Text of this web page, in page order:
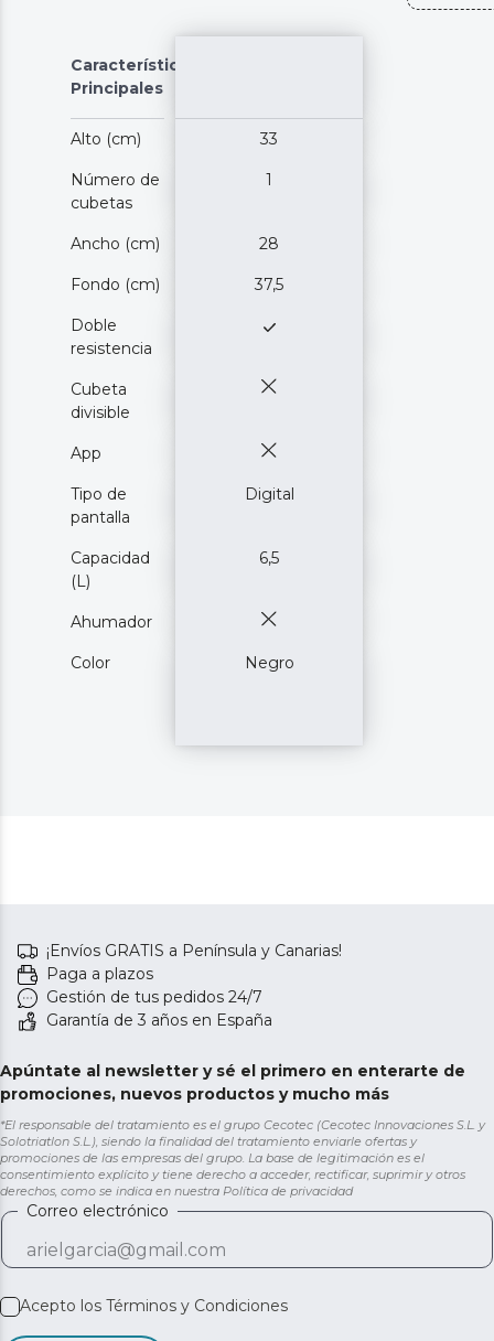
Características
Principales
Alto (cm) 33
Número de
cubetas
1
Ancho (cm) 28
Fondo (cm) 37,5
Doble
resistencia
Cubeta
divisible
App
Tipo de
pantalla
Digital
Capacidad
(L)
6,5
Ahumador
Color Negro
¡Envíos GRATIS a Península y Canarias!
Paga a plazos
Gestión de tus pedidos 24/7
Garantía de 3 años en España
Apúntate al newsletter y sé el primero en enterarte de
promociones, nuevos productos y mucho más
*El responsable del tratamiento es el grupo Cecotec (Cecotec Innovaciones S.L. y
Solotriatlon S.L.), siendo la finalidad del tratamiento enviarle ofertas y
promociones de las empresas del grupo. La base de legitimación es el
consentimiento explícito y tiene derecho a acceder, rectificar, suprimir y otros
derechos, como se indica en nuestra Política de privacidad
Correo electrónico
Acepto los Términos y Condiciones